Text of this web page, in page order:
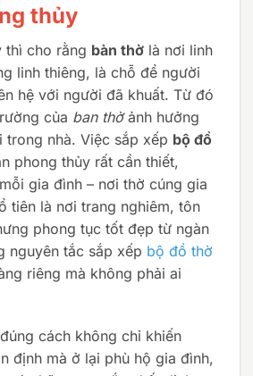
thủy
thì cho rằng bàn thờ là nơi linh
linh thiêng, là chỗ để người
hệ với người đã khuất. Từ đó
của ban thờảnh hưởng
trong nhà. Việc sắp xếp bộ đồ
phong thủy rất cần thiết,
gia đình – nơi thờ cúng gia
tiên là nơi trang nghiêm, tôn
phong tục tốt đẹp từ ngàn
nguyên tắc sắp xếp bộ đồ thờ
riêng mà không phải ai
cách không chỉ khiến
định mà ở lại phù hộ gia đình,